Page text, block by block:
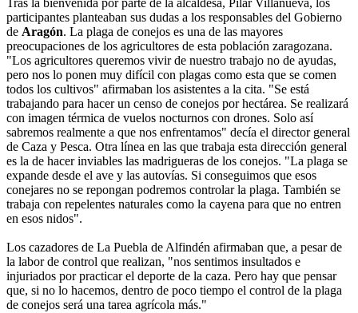
Tras la bienvenida por parte de la alcaldesa, Pilar Villanueva, los
participantes planteaban sus dudas a los responsables del Gobierno
de Aragón. La plaga de conejos es una de las mayores
preocupaciones de los agricultores de esta población zaragozana.
"Los agricultores queremos vivir de nuestro trabajo no de ayudas,
pero nos lo ponen muy difícil con plagas como esta que se comen
todos los cultivos" afirmaban los asistentes a la cita. "Se está
trabajando para hacer un censo de conejos por hectárea. Se realizará
con imagen térmica de vuelos nocturnos con drones. Solo así
sabremos realmente a que nos enfrentamos" decía el director general
de Caza y Pesca. Otra línea en las que trabaja esta dirección general
es la de hacer inviables las madrigueras de los conejos. "La plaga se
expande desde el ave y las autovías. Si conseguimos que esos
conejares no se repongan podremos controlar la plaga. También se
trabaja con repelentes naturales como la cayena para que no entren
en esos nidos".
Los cazadores de La Puebla de Alfindén afirmaban que, a pesar de
la labor de control que realizan, "nos sentimos insultados e
injuriados por practicar el deporte de la caza. Pero hay que pensar
que, si no lo hacemos, dentro de poco tiempo el control de la plaga
de conejos será una tarea agrícola más."